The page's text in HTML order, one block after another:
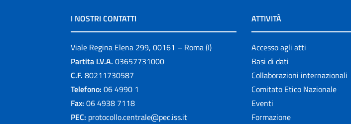
I NOSTRI CONTATTI
Viale Regina Elena 299, 00161 – Roma (I)
Partita I.V.A. 03657731000
C.F. 80211730587
Telefono: 06 4990 1
Fax: 06 4938 7118
PEC: protocollo.centrale@pec.iss.it
ATTIVITÀ
Accesso agli atti
Basi di dati
Collaborazioni internazionali
Comitato Etico Nazionale
Eventi
Formazione